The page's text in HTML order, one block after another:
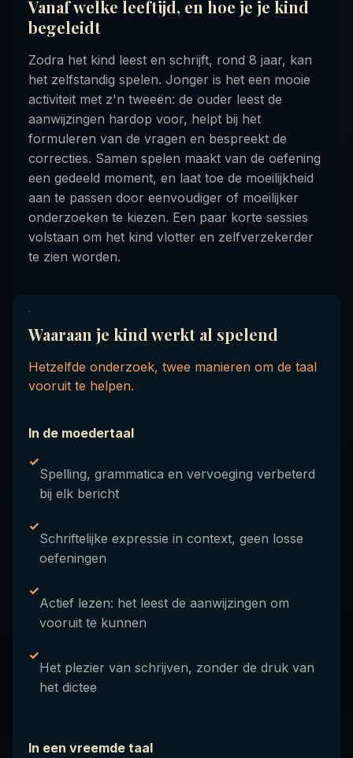
Vanaf welke leeftijd, en hoe je je kind
begeleidt
Zodra het kind leest en schrijft, rond 8 jaar, kan
het zelfstandig spelen. Jonger is het een mooie
activiteit met z'n tweeën: de ouder leest de
aanwijzingen hardop voor, helpt bij het
formuleren van de vragen en bespreekt de
correcties. Samen spelen maakt van de oefening
een gedeeld moment, en laat toe de moeilijkheid
aan te passen door eenvoudiger of moeilijker
onderzoeken te kiezen. Een paar korte sessies
volstaan om het kind vlotter en zelfverzekerder
te zien worden.
Waaraan je kind werkt al spelend
Hetzelfde onderzoek, twee manieren om de taal
vooruit te helpen.
In de moedertaal
✓
Spelling, grammatica en vervoeging verbeterd
bij elk bericht
✓
Schriftelijke expressie in context, geen losse
oefeningen
✓
Actief lezen: het leest de aanwijzingen om
vooruit te kunnen
✓
Het plezier van schrijven, zonder de druk van
het dictee
In een vreemde taal